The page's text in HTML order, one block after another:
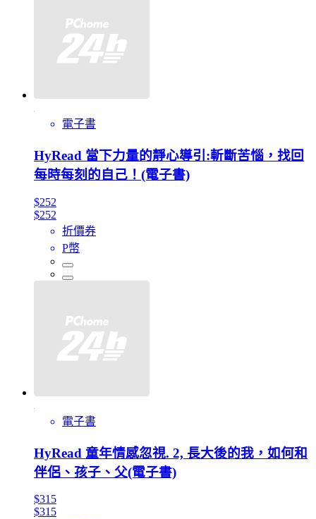
電子書
HyRead 當下力量的靜心導引:斬斷苦惱，找回
每時每刻的自己！(電子書)
$252
$252
折價券
P幣
電子書
HyRead 童年情感忽視. 2, 長大後的我，如何和
伴侶、孩子、父(電子書)
$315
$315